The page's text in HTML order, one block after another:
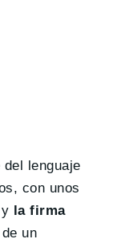
lenguaje
con unos
la firma
un